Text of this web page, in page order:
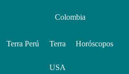
Colombia
Terra Perú Terra
USA
Horóscopos